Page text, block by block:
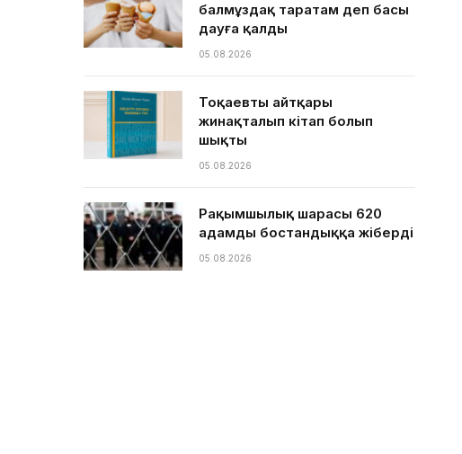
балмұздақ таратам деп басы
дауға қалды
05.08.2026
Тоқаевтың айтқары
жинақталып кітап болып
шықты
05.08.2026
Рақымшылық шарасы 620
адамды бостандыққа жіберді
05.08.2026